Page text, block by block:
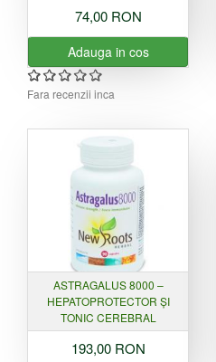
74,00 RON
Adauga in cos
Fara recenzii inca
ASTRAGALUS 8000 –
HEPATOPROTECTOR ȘI
TONIC CEREBRAL
193,00 RON